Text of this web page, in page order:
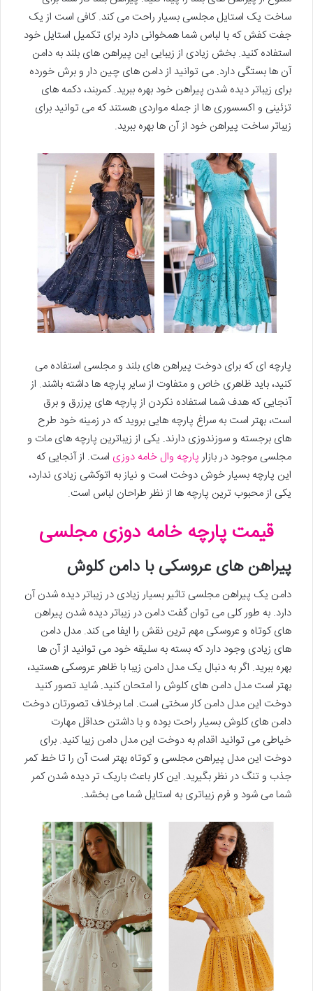
ساخت یک استایل مجلسی بسیار راحت می کند. کافی است از یک
جفت کفش که با لباس شما همخوانی دارد برای تکمیل استایل خود
استفاده کنید. بخش زیادی از زیبایی این پیراهن های بلند به دامن
آن ها بستگی دارد. می توانید از دامن های چین دار و برش خورده
برای زیباتر دیده شدن پیراهن خود بهره ببرید. کمربند، دکمه های
تزئینی و اکسسوری ها از جمله مواردی هستند که می توانید برای
زیباتر ساخت پیراهن خود از آن ها بهره ببرید.
پارچه ای که برای دوخت پیراهن های بلند و مجلسی استفاده می
کنید، باید ظاهری خاص و متفاوت از سایر پارچه ها داشته باشند. از
آنجایی که هدف شما استفاده نکردن از پارچه های پرزرق و برق
است، بهتر است به سراغ پارچه هایی بروید که در زمینه خود طرح
های برجسته و سوزندوزی دارند. یکی از زیباترین پارچه های مات و
مجلسی موجود در بازارپارچه وال خامه دوزی است. از آنجایی که
این پارچه بسیار خوش دوخت است و نیاز به اتوکشی زیادی ندارد،
یکی از محبوب ترین پارچه ها از نظر طراحان لباس است.
قیمت پارچه خامه دوزی مجلسی
پیراهن های عروسکی با دامن کلوش
دامن یک پیراهن مجلسی تاثیر بسیار زیادی در زیباتر دیده شدن آن
دارد. به طور کلی می توان گفت دامن در زیباتر دیده شدن پیراهن
های کوتاه و عروسکی مهم ترین نقش را ایفا می کند. مدل دامن
های زیادی وجود دارد که بسته به سلیقه خود می توانید از آن ها
بهره ببرید. اگر به دنبال یک مدل دامن زیبا با ظاهر عروسکی هستید،
بهتر است مدل دامن های کلوش را امتحان کنید. شاید تصور کنید
دوخت این مدل دامن کار سختی است. اما برخلاف تصورتان دوخت
دامن های کلوش بسیار راحت بوده و با داشتن حداقل مهارت
خیاطی می توانید اقدام به دوخت این مدل دامن زیبا کنید. برای
دوخت این مدل پیراهن مجلسی و کوتاه بهتر است آن را تا خط کمر
جذب و تنگ در نظر بگیرید. این کار باعث باریک تر دیده شدن کمر
شما می شود و فرم زیباتری به استایل شما می بخشد.